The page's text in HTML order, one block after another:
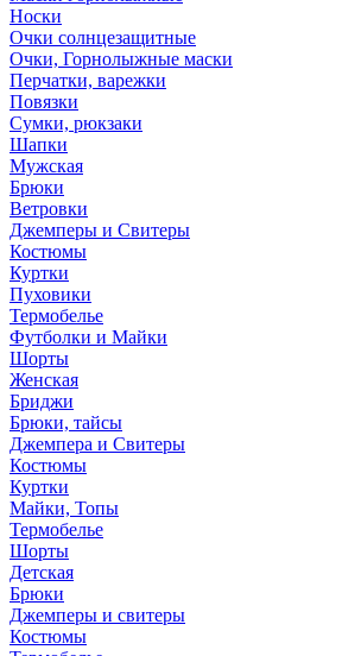
Носки
Очки солнцезащитные
Очки, Горнолыжные маски
Перчатки, варежки
Повязки
Сумки, рюкзаки
Шапки
Мужская
Брюки
Ветровки
Джемперы и Свитеры
Костюмы
Куртки
Пуховики
Термобелье
Футболки и Майки
Шорты
Женская
Бриджи
Брюки, тайсы
Джемпера и Свитеры
Костюмы
Куртки
Майки, Топы
Термобелье
Шорты
Детская
Брюки
Джемперы и свитеры
Костюмы